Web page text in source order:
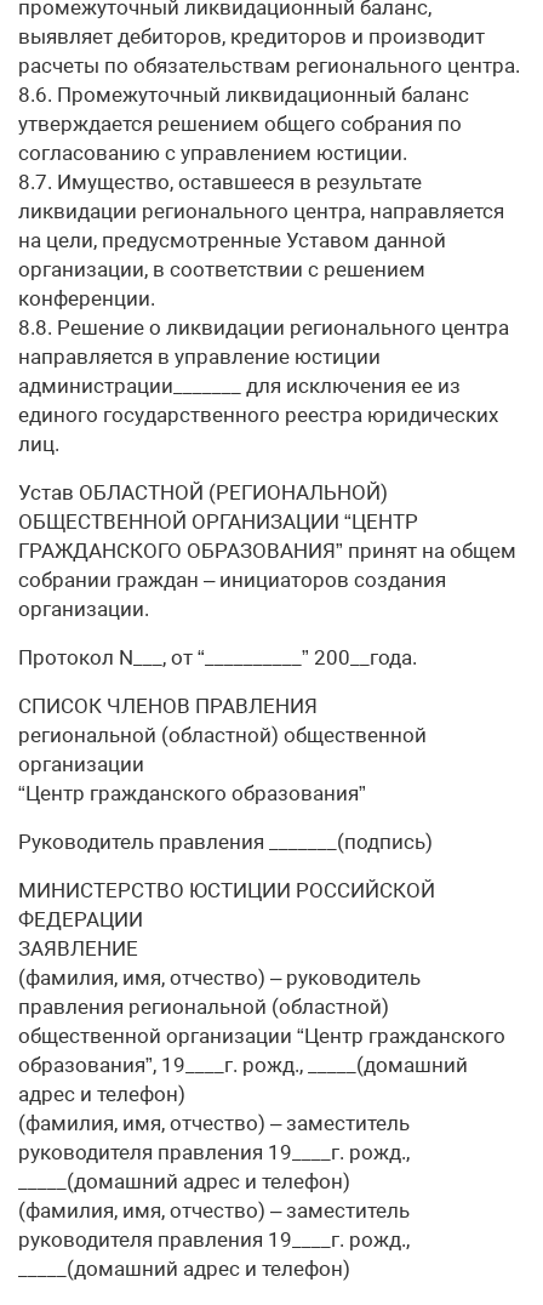
промежуточный ликвидационный баланс,
выявляет дебиторов, кредиторов и производит
расчеты по обязательствам регионального центра.
8.6. Промежуточный ликвидационный баланс
утверждается решением общего собрания по
согласованию с управлением юстиции.
8.7. Имущество, оставшееся в результате
ликвидации регионального центра, направляется
на цели, предусмотренные Уставом данной
организации, в соответствии с решением
конференции.
8.8. Решение о ликвидации регионального центра
направляется в управление юстиции
администрации_______ для исключения ее из
единого государственного реестра юридических
лиц.
Устав ОБЛАСТНОЙ (РЕГИОНАЛЬНОЙ)
ОБЩЕСТВЕННОЙ ОРГАНИЗАЦИИ “ЦЕНТР
ГРАЖДАНСКОГО ОБРАЗОВАНИЯ” принят на общем
собрании граждан – инициаторов создания
организации.
Протокол N___, от “__________” 200__года.
СПИСОК ЧЛЕНОВ ПРАВЛЕНИЯ
региональной (областной) общественной
организации
“Центр гражданского образования”
Руководитель правления _______(подпись)
МИНИСТЕРСТВО ЮСТИЦИИ РОССИЙСКОЙ
ФЕДЕРАЦИИ
ЗАЯВЛЕНИЕ
(фамилия, имя, отчество) – руководитель
правления региональной (областной)
общественной организации “Центр гражданского
образования”, 19____г. рожд., _____(домашний
адрес и телефон)
(фамилия, имя, отчество) – заместитель
руководителя правления 19____г. рожд.,
_____(домашний адрес и телефон)
(фамилия, имя, отчество) – заместитель
руководителя правления 19____г. рожд.,
_____(домашний адрес и телефон)